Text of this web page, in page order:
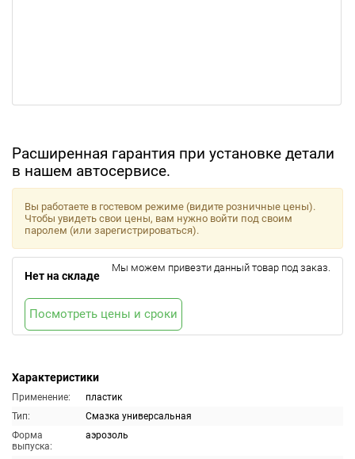
Расширенная гарантия при установке детали
в нашем автосервисе.
Характеристики
Применение:
пластик
Тип:
Смазка универсальная
Форма
выпуска:
аэрозоль
Вы работаете в гостевом режиме (видите розничные цены).
Чтобы увидеть свои цены, вам нужно войти под своим
паролем (или зарегистрироваться).
Нет на складе
Мы можем привезти данный товар под заказ.
Посмотреть цены и сроки